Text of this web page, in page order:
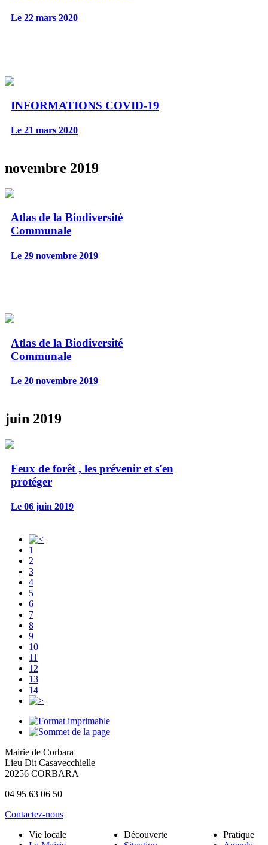
Le 22 mars 2020
INFORMATIONS COVID-19
Le 21 mars 2020
novembre 2019
Atlas de la Biodiversité
Communale
Le 29 novembre 2019
Atlas de la Biodiversité
Communale
Le 20 novembre 2019
juin 2019
Feux de forêt , les prévenir et s'en
protéger
Le 06 juin 2019
1
2
3
4
5
6
7
8
9
10
11
12
13
14
Mairie de Corbara
Lieu Dit Casavecchielle
20256 CORBARA
04 95 63 06 50
Contactez-nous
Vie locale
Découverte
Pratique